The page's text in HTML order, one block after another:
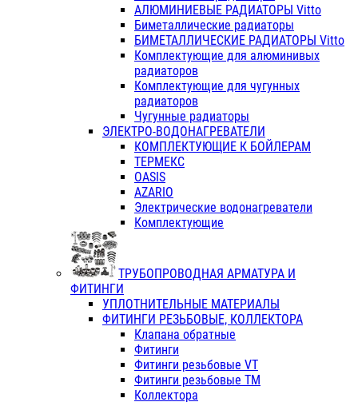
АЛЮМИНИЕВЫЕ РАДИАТОРЫ Vitto
Биметаллические радиаторы
БИМЕТАЛЛИЧЕСКИЕ РАДИАТОРЫ Vitto
Комплектующие для алюминивых
радиаторов
Комплектующие для чугунных
радиаторов
Чугунные радиаторы
ЭЛЕКТРО-ВОДОНАГРЕВАТЕЛИ
КОМПЛЕКТУЮЩИЕ К БОЙЛЕРАМ
ТЕРМЕКС
OASIS
AZARIO
Электрические водонагреватели
Комплектующие
ТРУБОПРОВОДНАЯ АРМАТУРА И
ФИТИНГИ
УПЛОТНИТЕЛЬНЫЕ МАТЕРИАЛЫ
ФИТИНГИ РЕЗЬБОВЫЕ, КОЛЛЕКТОРА
Клапана обратные
Фитинги
Фитинги резьбовые VT
Фитинги резьбовые ТМ
Коллектора